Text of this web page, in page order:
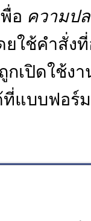
อ ความป
ยใช้คำสั่ง
กเปิดใช้
แบบฟอร์